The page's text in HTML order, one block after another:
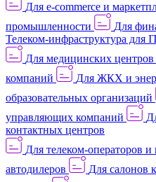
Для e-commerce и
промышленности
Для
Телеком-инфраструктура для
Для медицинских центров
компаний
Для ЖКХ и
образовательных организаций
управляющих компаний
контактных центров
Для телеком-операторов и
автодилеров
Для салонов